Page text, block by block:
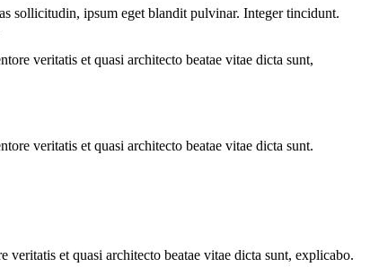
sollicitudin, ipsum eget blandit pulvinar. Integer tincidunt.
veritatis et quasi architecto beatae vitae dicta sunt,
veritatis et quasi architecto beatae vitae dicta sunt.
et quasi architecto beatae vitae dicta sunt, explicabo.